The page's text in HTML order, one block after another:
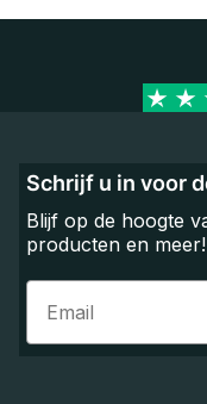
Schrijf u in voor
Blijf op de hoogte
producten en meer!
Email